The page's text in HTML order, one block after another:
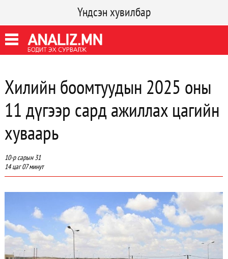
Үндсэн хувилбар
Хилийн боомтуудын 2025 оны
11 дүгээр сард ажиллах цагийн
хуваарь
10-р сарын 31
14 цаг 07 минут